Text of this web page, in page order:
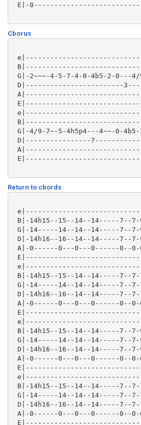
E|-
Cborus
G|-2~~~-4-5-7-4-0-4b5-2-0---
D|------------------------
G|-4/9-7~-5-4h5p4---4~~-0-4b5-
D|----------------
Return to cbords
B|-14h15--15--14--14-----7--
G|-14-----14--14--14-----7--
D|-14h16--16--14--14-----7--
A|-0------0---0---0------0--0-
B|-14h15--15--14--14-----7--
G|-14-----14--14--14-----7--7-
D|-14h16--16--14--14-----7--
A|-0------0---0---0------0--0-
B|-14h15--15--14--14-----7--
G|-14-----14--14--14-----7--
D|-14h16--16--14--14-----7--
A|-0------0---0---0------0--0-
B|-14h15--15--14--14-----7--
G|-14-----14--14--14-----7--7-
D|-14h16--16--14--14-----7--
A|-0------0---0---0------0--0-